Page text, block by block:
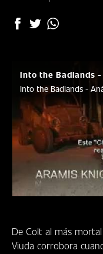
CLUB
Into the Badlands -
De Colt al más
Viuda corrobora